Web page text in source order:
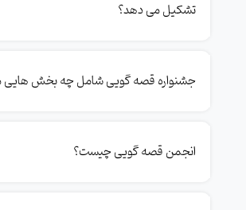
تشکیل می دهد؟
جشنواره قصه گویی شامل چه بخش هایی
انجمن قصه گویی چیست؟